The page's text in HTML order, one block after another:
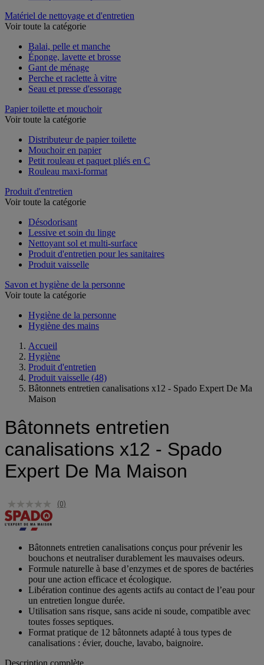
Matériel de nettoyage et d'entretien
Balai, pelle et manche
Éponge, lavette et brosse
Gant de ménage
Perche et raclette à vitre
Papier toilette et mouchoir
Distributeur de papier toilette
Mouchoir en papier
Petit rouleau et paquet pliés en C
Produit d'entretien
Désodorisant
Lessive et soin du linge
Nettoyant sol et multi-surface
Produit d'entretien pour les sanitaires
Savon et hygiène de la personne
Hygiène de la personne
Accueil
Hygiène
Produit d'entretien
Produit vaisselle (48)
Bâtonnets entretien canalisations x12 - Spado Expert De Ma
Bâtonnets entretien
canalisations x12 - Spado
Expert De Ma Maison
Bâtonnets entretien canalisations conçus pour prévenir les
bouchons et neutraliser durablement les mauvaises odeurs.
Formule naturelle à base d’enzymes et de spores de bactéries
pour une action efficace et écologique.
Libération continue des agents actifs au contact de l’eau pour
un entretien longue durée.
Utilisation sans risque, sans acide ni soude, compatible avec
toutes fosses septiques.
Format pratique de 12 bâtonnets adapté à tous types de